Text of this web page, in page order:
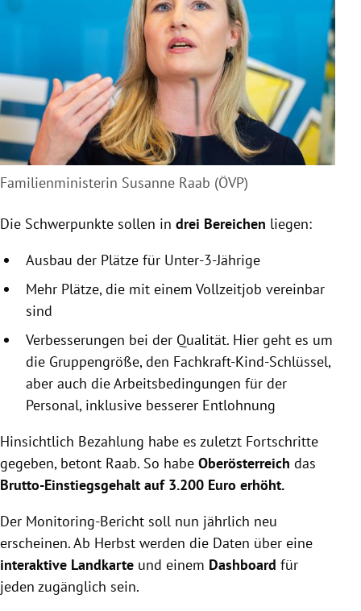
Familienministerin Susanne Raab (ÖVP)
Die Schwerpunkte sollen in drei Bereichen liegen:
Ausbau der Plätze für Unter-3-Jährige
Mehr Plätze, die mit einem Vollzeitjob vereinbar
sind
Verbesserungen bei der Qualität. Hier geht es um
die Gruppengröße, den Fachkraft-Kind-Schlüssel,
aber auch die Arbeitsbedingungen für der
Personal, inklusive besserer Entlohnung
Hinsichtlich Bezahlung habe es zuletzt Fortschritte
gegeben, betont Raab. So habe Oberösterreich das
Brutto-Einstiegsgehalt auf 3.200 Euro erhöht.
Der Monitoring-Bericht soll nun jährlich neu
erscheinen. Ab Herbst werden die Daten über eine
interaktive Landkarte und einem Dashboard für
jeden zugänglich sein.